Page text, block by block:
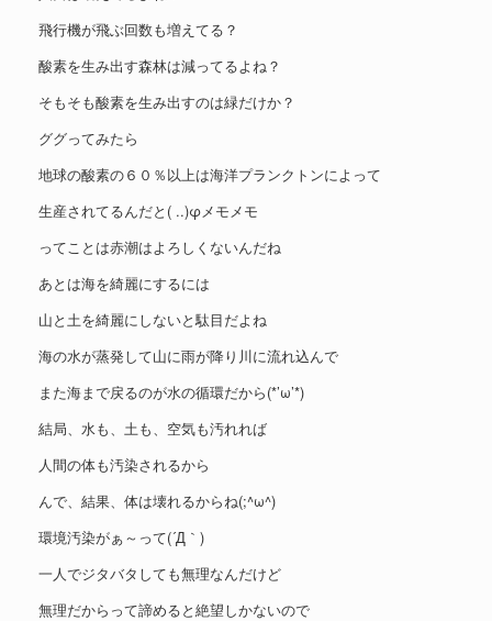
飛行機が飛ぶ回数も増えてる？
酸素を生み出す森林は減ってるよね？
そもそも酸素を生み出すのは緑だけか？
ググってみたら
地球の酸素の６０％以上は海洋プランクトンによって
生産されてるんだと( ..)φメモメモ
ってことは赤潮はよろしくないんだね
あとは海を綺麗にするには
山と土を綺麗にしないと駄目だよね
海の水が蒸発して山に雨が降り川に流れ込んで
また海まで戻るのが水の循環だから(*’ω’*)
結局、水も、土も、空気も汚れれば
人間の体も汚染されるから
んで、結果、体は壊れるからね(;^ω^)
環境汚染がぁ～って(´Д｀)
一人でジタバタしても無理なんだけど
無理だからって諦めると絶望しかないので